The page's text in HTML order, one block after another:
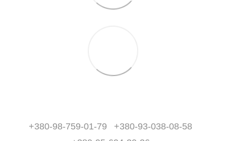
+380-98-759-01-79
+380-93-038-08-58